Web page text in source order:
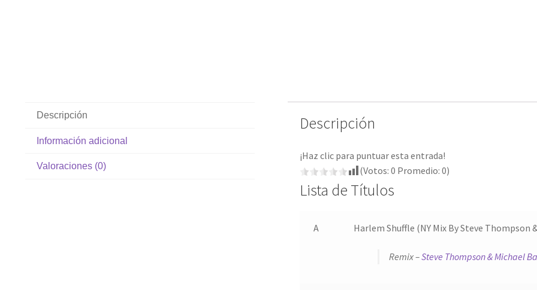
Descripción
Información adicional
Valoraciones (0)
Descripción
¡Haz clic para puntuar esta entrada!
(Votos:0 Promedio:0)
Lista de Títulos
A Harlem Shuffle (NY Mix By Steve Thompson
Remix –Steve Thompson & Michael